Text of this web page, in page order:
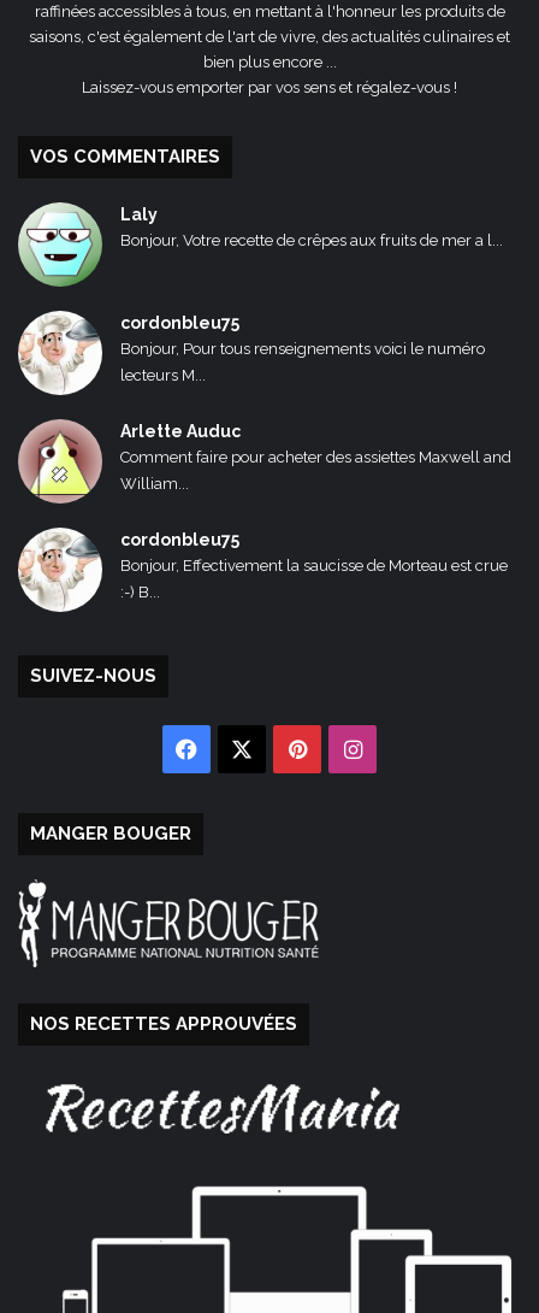
raffinées accessibles à tous, en mettant à l'honneur les produits de
saisons, c'est également de l'art de vivre, des actualités culinaires et
bien plus encore ...
Laissez-vous emporter par vos sens et régalez-vous !
VOS COMMENTAIRES
Laly
Bonjour, Votre recette de crêpes aux fruits de mer a l...
cordonbleu75
Bonjour, Pour tous renseignements voici le numéro
lecteurs M...
Arlette Auduc
Comment faire pour acheter des assiettes Maxwell and
William...
cordonbleu75
Bonjour, Effectivement la saucisse de Morteau est crue
:-) B...
SUIVEZ-NOUS
Facebook PinterestInstagram
MANGER BOUGER
NOS RECETTES APPROUVÉES